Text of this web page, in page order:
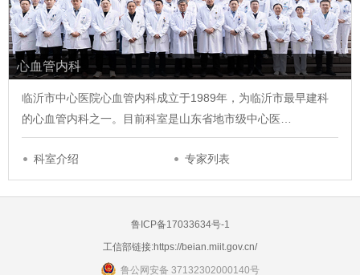
心血管内科
临沂市中心医院心血管内科成立于1989年，为临沂市最早建科
的心血管内科之一。目前科室是山东省地市级中心医…
科室介绍 专家列表
鲁ICP备17033634号-1
工信部链接:https://beian.miit.gov.cn/
鲁公网安备 37132302000140号